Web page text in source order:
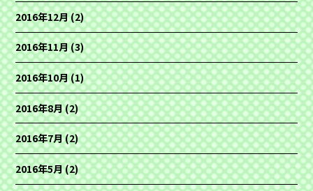
2016年12月(2)
2016年11月(3)
2016年10月(1)
2016年8月(2)
2016年7月(2)
2016年5月(2)